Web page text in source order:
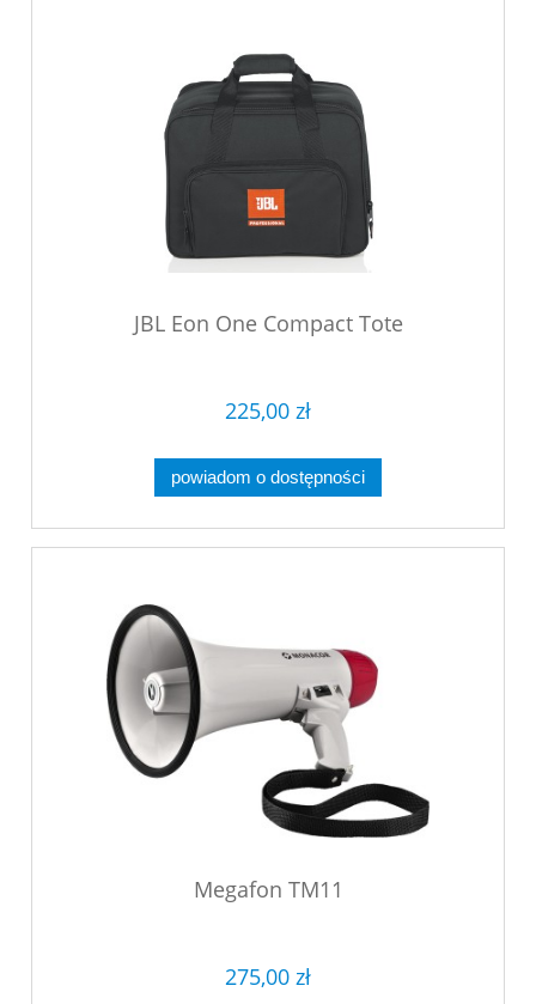
JBL Eon One Compact Tote
225,00 zł
powiadom o dostępności
Megafon TM11
275,00 zł